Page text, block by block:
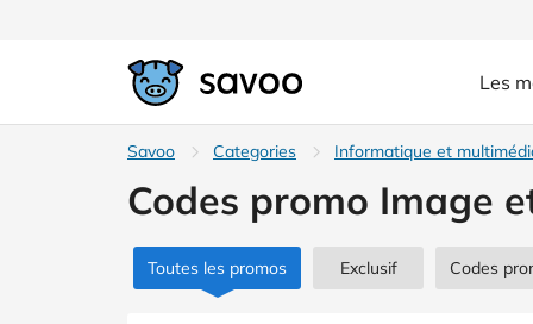
Les
Savoo Categories Informatique et
Codes promo Image
Toutes les promos Exclusif Codes